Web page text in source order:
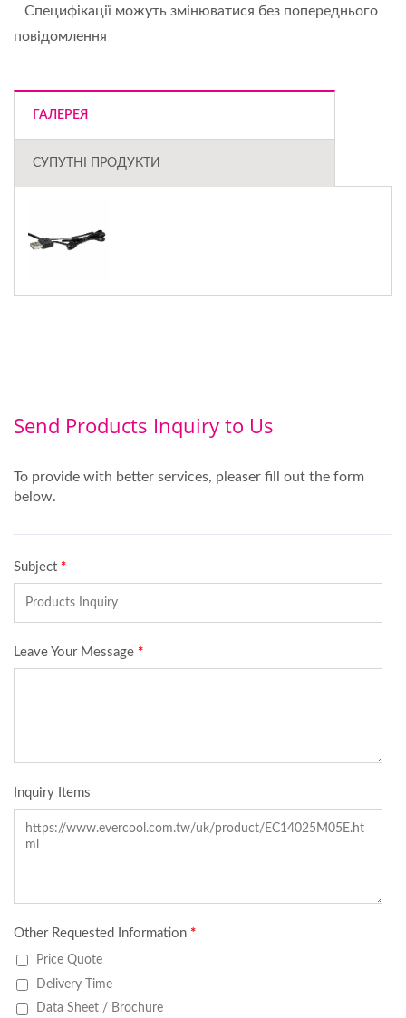
Специфікації можуть змінюватися без попереднього
повідомлення
ГАЛЕРЕЯ
СУПУТНІ ПРОДУКТИ